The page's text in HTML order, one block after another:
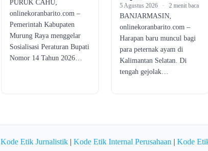
PURUK CAHU,
onlinekoranbarito.com –
Pemerintah Kabupaten
Murung Raya menggelar
Sosialisasi Peraturan Bupati
Nomor 14 Tahun 2026…
5 Agustus 2026 · 2 menit baca
BANJARMASIN,
onlinekoranbarito.com –
Harapan baru muncul bagi
para peternak ayam di
Kalimantan Selatan. Di
tengah gejolak…
Kode Etik Jurnalistik | Kode Etik Internal Perusahaan | Kode